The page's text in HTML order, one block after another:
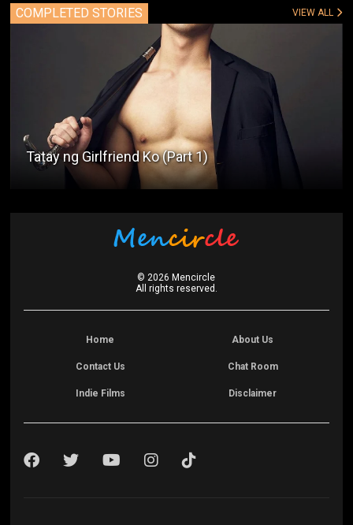
COMPLETED STORIES VIEW ALL
Tatay ng Girlfriend Ko (Part 1)
©2026 Mencircle
All rights reserved.
Home About Us
Contact Us Chat Room
Indie Films Disclaimer